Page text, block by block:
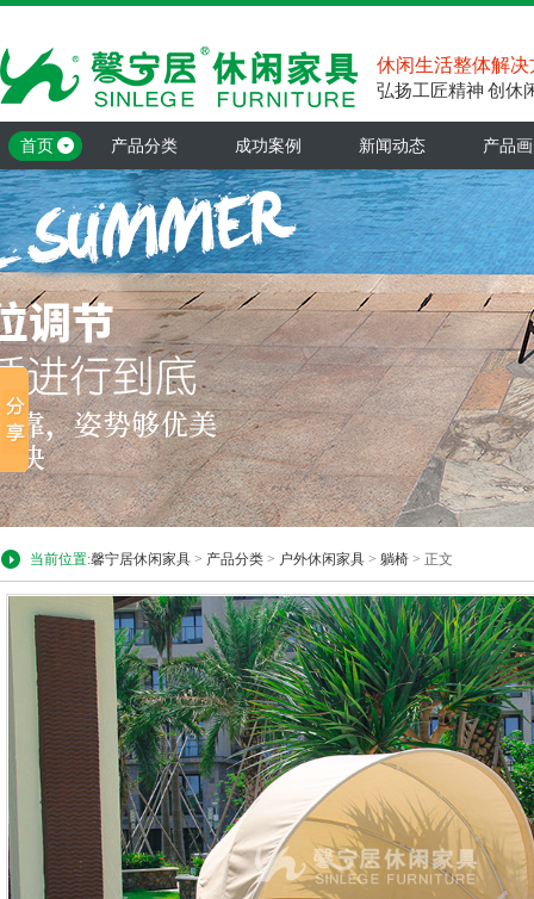
休闲生活整体解决
弘扬工匠精神 创休
首页 产品分类 成功案例 新闻动态 产品
当前位置:馨宁居休闲家具 > 产品分类 > 户外休闲家具 > 躺椅 > 正文